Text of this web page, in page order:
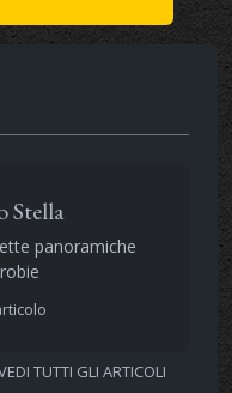
Stella
panoramiche
TUTTI GLI ARTICOLI